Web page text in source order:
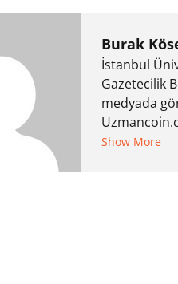
Burak
İstanbul
Gazetecilik
medyada
ayından bu
Show More